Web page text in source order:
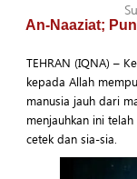
An-Naaziat;
TEHRAN (IQNA) –
kepada Allah
manusia jauh dari
menjauhkan ini
cetek dan sia-sia.